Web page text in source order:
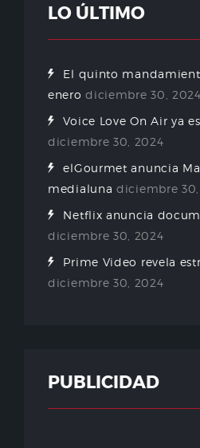
LO ÚLTIMO
El quinto
enero diciembre 30, 2024
Voice Love On Air ya
diciembre 30, 2024
elGourmet anuncia
medialuna diciembre
Netflix anuncia
diciembre 30, 2024
Prime Video revela
diciembre 30, 2024
PUBLICIDAD